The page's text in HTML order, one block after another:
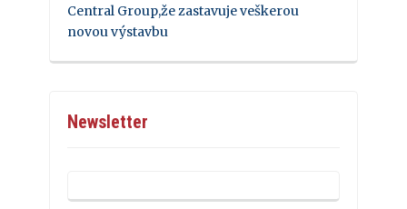
Central Group,že zastavuje veškerou
novou výstavbu
Newsletter